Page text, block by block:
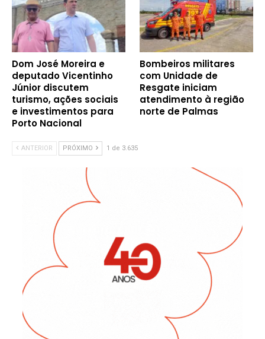
Dom José Moreira e
deputado Vicentinho
Júnior discutem
turismo, ações sociais
e investimentos para
Porto Nacional
Bombeiros militares
com Unidade de
Resgate iniciam
atendimento à região
norte de Palmas
ANTERIOR PRÓXIMO 1 de 3.635